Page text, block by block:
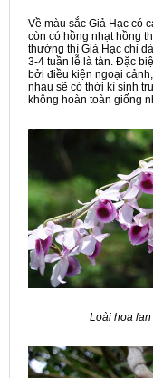
Về màu sắc Giả Hạc có
còn có hồng nhạt hồng
thường thì Giả Hạc chỉ
3-4 tuần lễ là tàn. Đặc
bởi điều kiện ngoại
nhau sẽ có thời kì sinh
không hoàn toàn giống
Loài hoa